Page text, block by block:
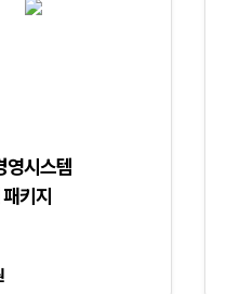
영시스템
키지